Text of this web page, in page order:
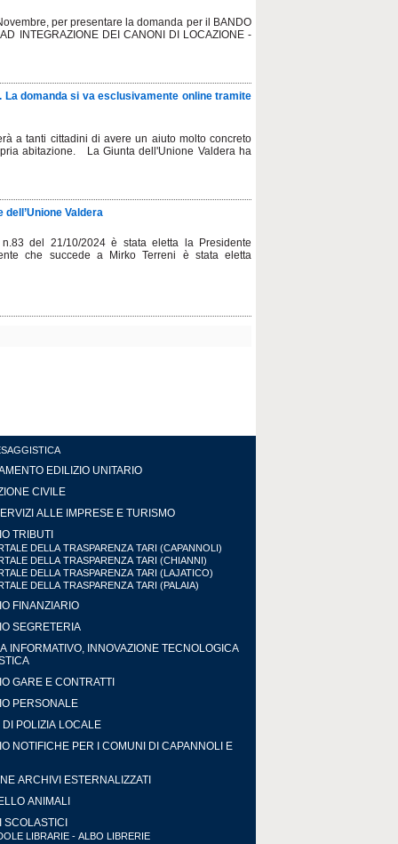
per presentare la domanda per il BANDO
INTEGRAZIONE DEI CANONI DI LOCAZIONE -
domanda si va esclusivamente online tramite
a tanti cittadini di avere un aiuto molto concreto
abitazione. La Giunta dell'Unione Valdera ha
Valdera
del 21/10/2024 è stata eletta la Presidente
che succede a Mirko Terreni è stata eletta
EDILIZIO UNITARIO
CIVILE
ALLE IMPRESE E TURISMO
TRIBUTI
DELLA TRASPARENZA TARI (CAPANNOLI)
DELLA TRASPARENZA TARI (CHIANNI)
DELLA TRASPARENZA TARI (LAJATICO)
DELLA TRASPARENZA TARI (PALAIA)
FINANZIARIO
SEGRETERIA
INFORMATIVO, INNOVAZIONE TECNOLOGICA
GARE E CONTRATTI
PERSONALE
POLIZIA LOCALE
NOTIFICHE PER I COMUNI DI CAPANNOLI E
ARCHIVI ESTERNALIZZATI
ANIMALI
SCOLASTICI
LIBRARIE - ALBO LIBRERIE